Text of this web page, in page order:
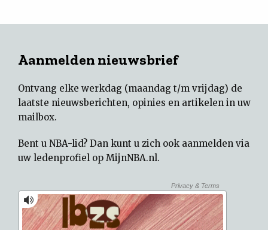
Aanmelden nieuwsbrief
Ontvang elke werkdag (maandag t/m vrijdag) de
laatste nieuwsberichten, opinies en artikelen in uw
mailbox.
Bent u NBA-lid? Dan kunt u zich ook aanmelden via
uw ledenprofiel op MijnNBA.nl.